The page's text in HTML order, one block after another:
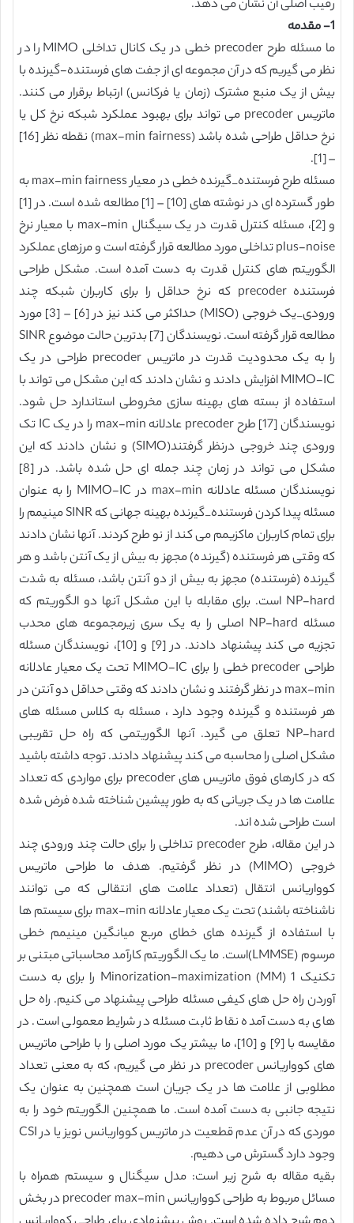
رقیب اصلی آن نشان می دهد.
1- مقدمه
ما مسئله طرح precoder خطی در یک کانال تداخلی MIMO را در
نظر می گیریم که در آن مجموعه ای از جفت های فرستنده-گیرنده با
بیش از یک منبع مشترک (زمان یا فرکانس) ارتباط برقرار می کنند.
ماتریس precoder می تواند برای بهبود عملکرد شبکه نرخ کل یا
نرخ حداقل طراحی شده باشد (max-min fairness) نقطه نظر [16]
– [1].
مسئله طرح فرستنده_گیرنده خطی در معیار max-min fairness به
طور گسترده ای در نوشته های [10] – [1] مطالعه شده است. در [1]
و [2]، مسئله کنترل قدرت در یک سیگنال max-min با معیار نرخ
plus-noise تداخلی مورد مطالعه قرار گرفته است و مرزهای عملکرد
الگوریتم های کنترل قدرت به دست آمده است. مشکل طراحی
فرستنده precoder که نرخ حداقل را برای کاربران شبکه چند
ورودی_یک خروجی (MISO) حداکثر می کند نیز در [6] – [3] مورد
مطالعه قرار گرفته است. نویسندگان [7] بدترین حالت موضوع SINR
را به یک محدودیت قدرت در ماتریس precoder طراحی در یک
MIMO-IC افزایش دادند و نشان دادند که این مشکل می تواند با
استفاده از بسته های بهینه سازی مخروطی استاندارد حل شود.
نویسندگان [17] طرح precoder عادلانه max-min را در یک IC تک
ورودی چند خروجی درنظر گرفتند(SIMO) و نشان دادند که این
مشکل می تواند در زمان چند جمله ای حل شده باشد. در [8]
نویسندگان مسئله عادلانه max-min در MIMO-IC را به عنوان
مسئله پیدا کردن فرستنده_گیرنده بهینه جهانی که SINR مینیمم را
برای تمام کاربران ماکزیمم می کند از نو طرح کردند. آنها نشان دادند
که وقتی هر فرستنده (گیرنده) مجهز به بیش از یک آنتن باشد و هر
گیرنده (فرستنده) مجهز به بیش از دو آنتن باشد، مسئله به شدت
NP-hard است. برای مقابله با این مشکل آنها دو الگوریتم که
مسئله NP-hard اصلی را به یک سری زیرمجموعه های محدب
تجزیه می کند پیشنهاد دادند. در [9] و [10]، نویسندگان مسئله
طراحی precoder خطی را برای MIMO-IC تحت یک معیار عادلانه
max-min در نظر گرفتند و نشان دادند که وقتی حداقل دو آنتن در
هر فرستنده و گیرنده وجود دارد ، مسئله به کلاس مسئله های
NP-hard تعلق می گیرد. آنها الگوریتمی که راه حل تقریبی
مشکل اصلی را محاسبه می کند پیشنهاد دادند. توجه داشته باشید
که در کارهای فوق ماتریس های precoder برای مواردی که تعداد
علامت ها در یک جریانی که به طور پیشین شناخته شده فرض شده
است طراحی شده اند.
در این مقاله، طرح precoder تداخلی را برای حالت چند ورودی چند
خروجی (MIMO) در نظر گرفتیم. هدف ما طراحی ماتریس
کوواریانس انتقال (تعداد علامت های انتقالی که می توانند
ناشناخته باشند) تحت یک معیار عادلانه max-min برای سیستم ها
با استفاده از گیرنده های خطای مربع میانگین مینیمم خطی
مرسوم (LMMSE)است. ما یک الگوریتم کارآمد محاسباتی مبتنی بر
تکنیک Minorization-maximization (MM) 1 را برای به دست
آوردن راه حل های کیفی مسئله طراحی پیشنهاد می کنیم. راه حل
های به دست آمده نقاط ثابت مسئله در شرایط معمولی است. در
مقایسه با [9] و [10]، ما بیشتر یک مورد اصلی را با طراحی ماتریس
های کوواریانس precoder در نظر می گیریم، که به معنی تعداد
مطلوبی از علامت ها در یک جریان است همچنین به عنوان یک
نتیجه جانبی به دست آمده است. ما همچنین الگوریتم خود را به
موردی که در آن عدم قطعیت در ماتریس کوواریانس نویز یا در CSI
وجود دارد گسترش می دهیم.
بقیه مقاله به شرح زیر است: مدل سیگنال و سیستم همراه با
مسائل مربوط به طراحی کوواریانس precoder max-min در بخش